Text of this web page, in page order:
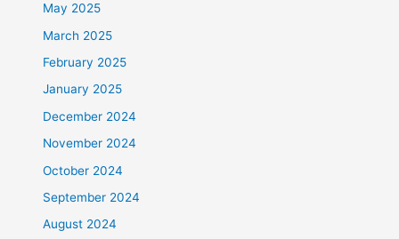
May 2025
March 2025
February 2025
January 2025
December 2024
November 2024
October 2024
September 2024
August 2024